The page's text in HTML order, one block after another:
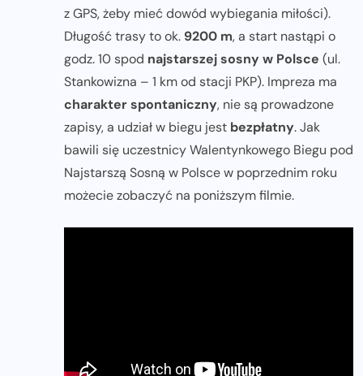
z GPS, żeby mieć dowód wybiegania miłości).
Długość trasy to ok. 9200 m, a start nastąpi o
godz. 10 spod najstarszej sosny w Polsce (ul.
Stankowizna – 1 km od stacji PKP). Impreza ma
charakter spontaniczny, nie są prowadzone
zapisy, a udział w biegu jest bezpłatny. Jak
bawili się uczestnicy Walentynkowego Biegu pod
Najstarszą Sosną w Polsce w poprzednim roku
możecie zobaczyć na poniższym filmie.